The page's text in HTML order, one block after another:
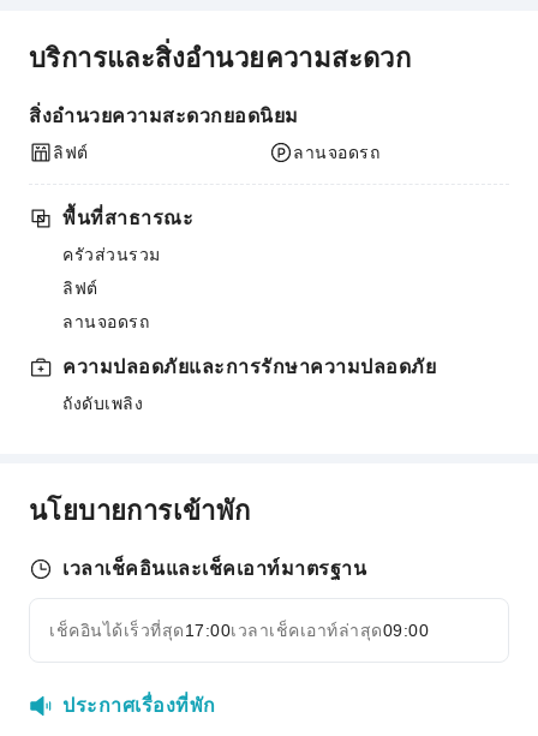
บริการและสิ่งอำนวยความสะดวก
สิ่งอำนวยความสะดวกยอดนิยม
ลิฟต์ ลานจอดรถ
พื้นที่สาธารณะ
ครัวส่วนรวม
ลิฟต์
ลานจอดรถ
ความปลอดภัยและการรักษาความปลอดภัย
ถังดับเพลิง
นโยบายการเข้าพัก
เวลาเช็คอินและเช็คเอาท์มาตรฐาน
เช็คอินได้เร็วที่สุด17:00เวลาเช็คเอาท์ล่าสุด09:00
ประกาศเรื่องที่พัก